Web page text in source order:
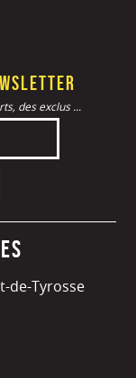
des exclus ...
de-Tyrosse